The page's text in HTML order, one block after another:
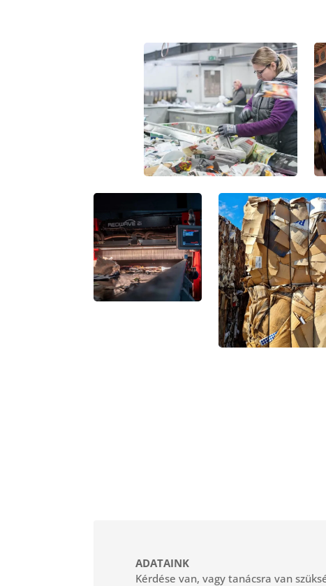
ADATAINK
Kérdése van, vagy tanácsra van